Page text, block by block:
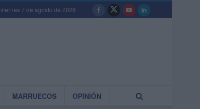
viernes 7 de agosto de 2026
MARRUECOS OPINIÓN